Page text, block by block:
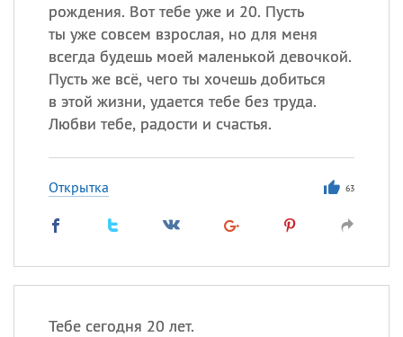
рождения. Вот тебе уже и 20. Пусть
ты уже совсем взрослая, но для меня
всегда будешь моей маленькой девочкой.
Пусть же всё, чего ты хочешь добиться
в этой жизни, удается тебе без труда.
Любви тебе, радости и счастья.
Открытка 63
Тебе сегодня 20 лет.
ИМЕНА
Все
Сегодня празднуют именины
и